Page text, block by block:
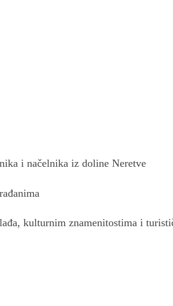
i načelnika iz doline Neretve
kulturnim znamenitostima i